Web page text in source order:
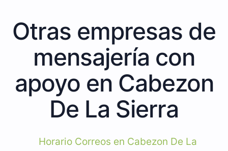
Otras empresas de
mensajería con
apoyo en Cabezon
De La Sierra
Horario Correos en Cabezon De La